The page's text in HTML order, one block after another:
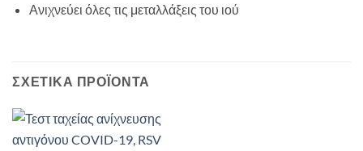
Ανιχνεύει όλες τις μεταλλάξεις του ιού
ΣΧΕΤΙΚΆ ΠΡΟΪΌΝΤΑ